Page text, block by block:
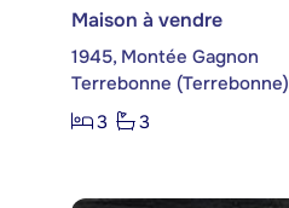
Maison à vendre
1945, Montée Gagnon
Terrebonne (Terrebonne)
3
3